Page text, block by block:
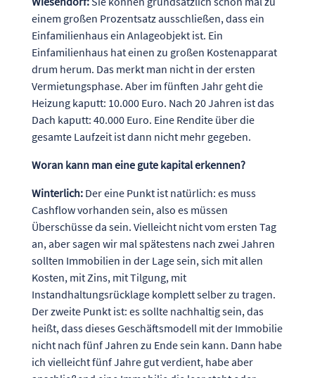
einem großen Prozentsatz ausschließen, dass ein
Einfamilienhaus ein Anlageobjekt ist. Ein
Einfamilienhaus hat einen zu großen Kostenapparat
drum herum. Das merkt man nicht in der ersten
Vermietungsphase. Aber im fünften Jahr geht die
Heizung kaputt: 10.000 Euro. Nach 20 Jahren ist das
Dach kaputt: 40.000 Euro. Eine Rendite über die
gesamte Laufzeit ist dann nicht mehr gegeben.
Woran kann man eine gute kapital erkennen?
Winterlich:Der eine Punkt ist natürlich: es muss
Cashflow vorhanden sein, also es müssen
Überschüsse da sein. Vielleicht nicht vom ersten Tag
an, aber sagen wir mal spätestens nach zwei Jahren
sollten Immobilien in der Lage sein, sich mit allen
Kosten, mit Zins, mit Tilgung, mit
Instandhaltungsrücklage komplett selber zu tragen.
Der zweite Punkt ist: es sollte nachhaltig sein, das
heißt, dass dieses Geschäftsmodell mit der Immobilie
nicht nach fünf Jahren zu Ende sein kann. Dann habe
ich vielleicht fünf Jahre gut verdient, habe aber